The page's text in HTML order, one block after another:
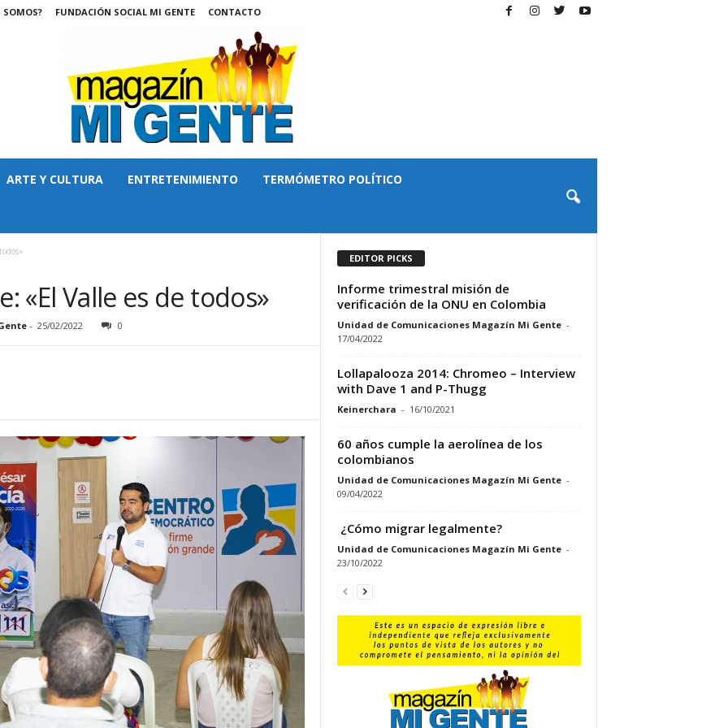
SOMOS? FUNDACIÓN SOCIAL MI GENTE CONTACTO
ARTE Y CULTURA ENTRETENIMIENTO TERMÓMETRO POLÍTICO
«El Valle es de todos»
- 25/02/2022 0
EDITOR PICKS
Informe trimestral misión de
verificación de la ONU en Colombia
Unidad de Comunicaciones Magazín Mi Gente -
17/04/2022
Lollapalooza 2014: Chromeo – Interview
with Dave 1 and P-Thugg
Keinerchara - 16/10/2021
60 años cumple la aerolínea de los
colombianos
Unidad de Comunicaciones Magazín Mi Gente -
09/04/2022
¿Cómo migrar legalmente?
Unidad de Comunicaciones Magazín Mi Gente -
23/10/2022